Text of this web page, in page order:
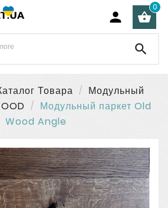
 
0

Товара
Модульный
Модульный паркет Old
Wood Angle